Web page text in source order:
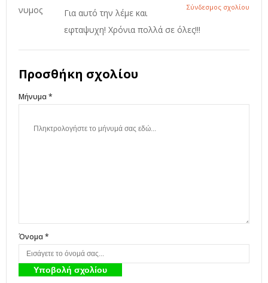
Σύνδεσμος σχολίου
Για αυτό την λέμε και
εφταψυχη! Χρόνια πολλά σε όλες!!!
Προσθήκη σχολίου
Μήνυμα *
Όνομα *